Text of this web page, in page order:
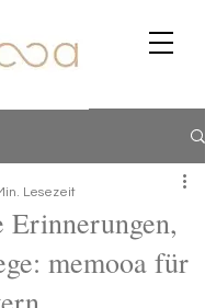
Erinnerungen,
memooa für
Lesezeit